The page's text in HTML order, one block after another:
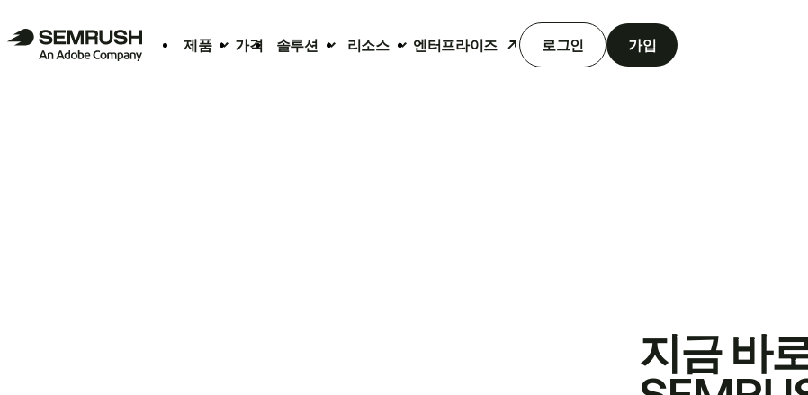
제품 가격 솔루션 리소스 엔터프라이즈 로그인 가입
지금 바